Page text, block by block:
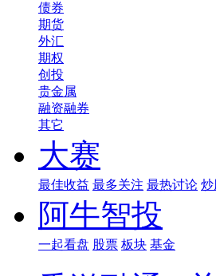
债券
期货
外汇
期权
创投
贵金属
融资融券
其它
大赛
最佳收益 最多关注 最热讨论 炒
阿牛智投
一起看盘 股票 板块 基金